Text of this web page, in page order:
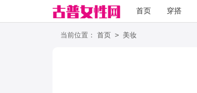
首页 穿搭
职场
当前位置： 首页 > 美妆